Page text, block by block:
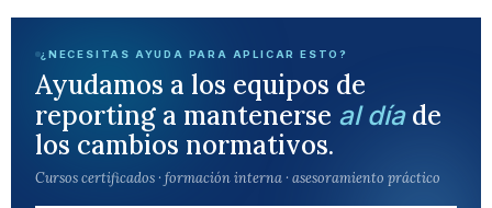
¿NECESITAS AYUDA PARA APLICAR ESTO?
Ayudamos a los equipos de
reporting a mantenerse al díade
los cambios normativos.
Cursos certificados · formación interna · asesoramiento práctico